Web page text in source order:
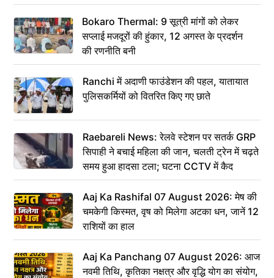
Bokaro Thermal: 9 सूत्री मांगों को लेकर
सप्लाई मजदूरों की हुंकार, 12 अगस्त के प्रदर्शन
की रणनीति बनी
Ranchi में अदाणी फाउंडेशन की पहल, यातायात
पुलिसकर्मियों को वितरित किए गए छाते
Raebareli News: रेलवे स्टेशन पर सतर्क GRP
सिपाही ने बचाई महिला की जान, चलती ट्रेन में चढ़ते
समय हुआ हादसा टला; घटना CCTV में कैद
Aaj Ka Rashifal 07 August 2026: मेष की
चमकेगी किस्मत, वृष को मिलेगा अटका धन, जानें 12
राशियों का हाल
Aaj Ka Panchang 07 August 2026: आज
नवमी तिथि, कृतिका नक्षत्र और वृद्धि योग का संयोग,